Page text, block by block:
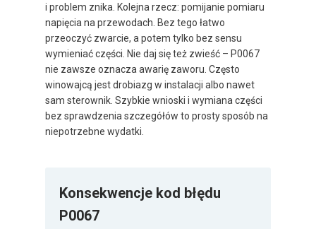
i problem znika. Kolejna rzecz: pomijanie pomiaru
napięcia na przewodach. Bez tego łatwo
przeoczyć zwarcie, a potem tylko bez sensu
wymieniać części. Nie daj się też zwieść – P0067
nie zawsze oznacza awarię zaworu. Często
winowajcą jest drobiazg w instalacji albo nawet
sam sterownik. Szybkie wnioski i wymiana części
bez sprawdzenia szczegółów to prosty sposób na
niepotrzebne wydatki.
Konsekwencje kod błędu
P0067